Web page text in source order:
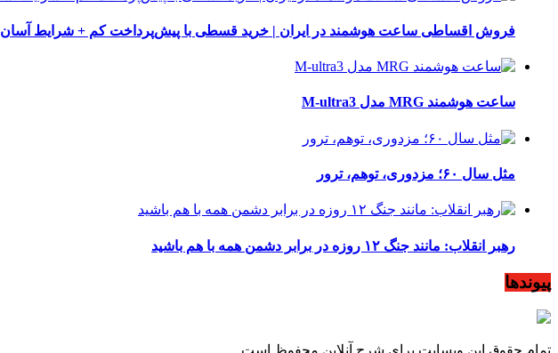
فروش اقساطی ساعت هوشمند در ایران | خرید قسطی با پیش‌پرداخت کم + شرایط آسان
ساعت هوشمند MRG مدل M-ultra3
مثل سال ۶۰؛ مزدوری، توهم، ترور
رهبر انقلاب: مانند جنگ ۱۲ روزه در برابر دشمن همه با هم باشید
پیوندها
تمام حقوق این وبسایت برای شرح آنلاین محفوظ است.